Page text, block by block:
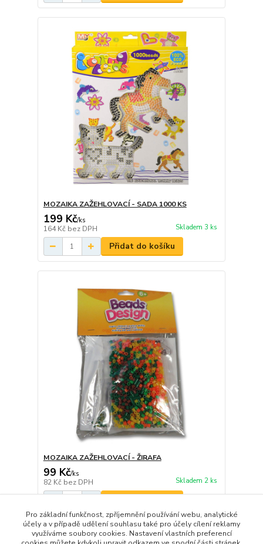
MOZAIKA ZAŽEHLOVACÍ - SADA 1000 KS
199 Kč/ks
164 Kč bez DPH Skladem 3 ks
Přidat do košíku
MOZAIKA ZAŽEHLOVACÍ - ŽIRAFA
99 Kč/ks
82 Kč bez DPH Skladem 2 ks
strana z 1
Pro základní funkčnost, zpříjemnění používání webu, analytické
účely a v případě udělení souhlasu také pro účely cílení reklamy
využíváme soubory cookies. Nastavení vlastních preferencí